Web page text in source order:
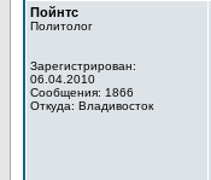
Пойнтс
Политолог
Зарегистрирован:
06.04.2010
Сообщения: 1866
Откуда: Владивосток